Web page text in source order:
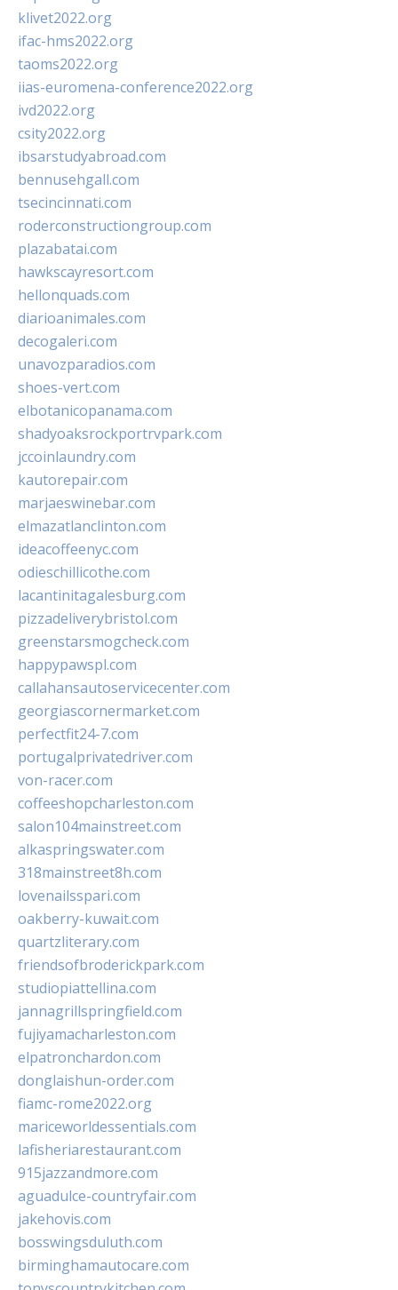
klivet2022.org
ifac-hms2022.org
taoms2022.org
iias-euromena-conference2022.org
ivd2022.org
csity2022.org
ibsarstudyabroad.com
bennusehgall.com
tsecincinnati.com
roderconstructiongroup.com
plazabatai.com
hawkscayresort.com
hellonquads.com
diarioanimales.com
decogaleri.com
unavozparadios.com
shoes-vert.com
elbotanicopanama.com
shadyoaksrockportrvpark.com
jccoinlaundry.com
kautorepair.com
marjaeswinebar.com
elmazatlanclinton.com
ideacoffeenyc.com
odieschillicothe.com
lacantinitagalesburg.com
pizzadeliverybristol.com
greenstarsmogcheck.com
happypawspl.com
callahansautoservicecenter.com
georgiascornermarket.com
perfectfit24-7.com
portugalprivatedriver.com
von-racer.com
coffeeshopcharleston.com
salon104mainstreet.com
alkaspringswater.com
318mainstreet8h.com
lovenailsspari.com
oakberry-kuwait.com
quartzliterary.com
friendsofbroderickpark.com
studiopiattellina.com
jannagrillspringfield.com
fujiyamacharleston.com
elpatronchardon.com
donglaishun-order.com
fiamc-rome2022.org
mariceworldessentials.com
lafisheriarestaurant.com
915jazzandmore.com
aguadulce-countryfair.com
jakehovis.com
bosswingsduluth.com
birminghamautocare.com